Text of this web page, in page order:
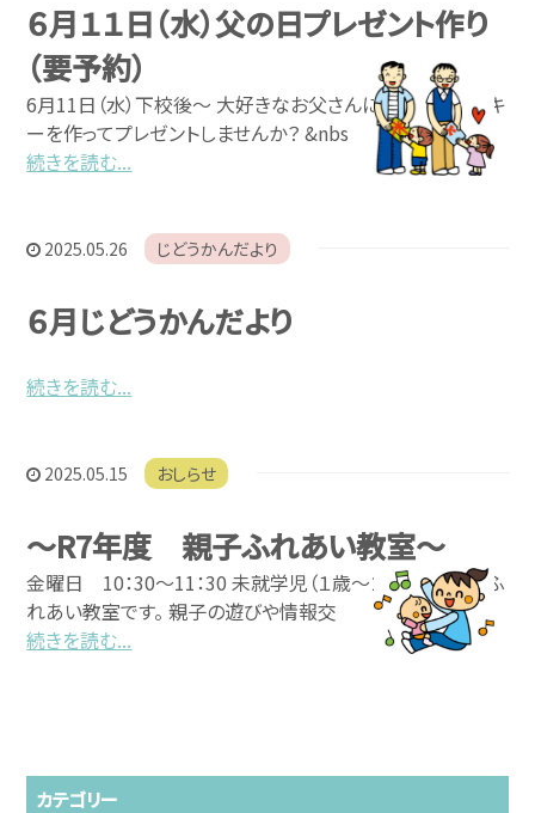
６月１１日（水）父の日プレゼント作り
（要予約）
6月11日（水）下校後～ 大好きなお父さんに 似顔絵クッキ
ーを作ってプレゼントしませんか？ &nbs
続きを読む...
2025.05.26 じどうかんだより
６月じどうかんだより
続きを読む...
2025.05.15 おしらせ
～R7年度 親子ふれあい教室～
金曜日 10：30～11：30 未就学児（１歳～２歳）の親子のふ
れあい教室です。 親子の遊びや情報交
続きを読む...
カテゴリー